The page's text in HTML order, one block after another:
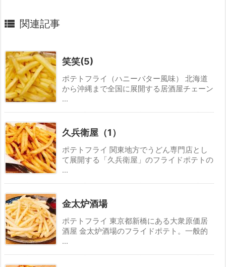
 関連記事
笑笑(5)
ポテトフライ（ハニーバター風味） 北海道
から沖縄まで全国に展開する居酒屋チェーン
...
久兵衛屋（1）
ポテトフライ 関東地方でうどん専門店とし
て展開する「久兵衛屋」のフライドポテトの
...
金太炉酒場
ポテトフライ 東京都新橋にある大衆原価居
酒屋 金太炉酒場のフライドポテト。一般的
...